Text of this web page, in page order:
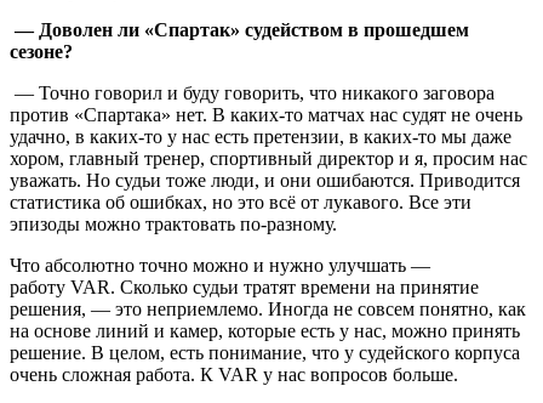
— Доволен ли «Спартак» судейством в прошедшем
сезоне?
— Точно говорил и буду говорить, что никакого заговора
против «Спартака» нет. В каких‑то матчах нас судят не очень
удачно, в каких‑то у нас есть претензии, в каких‑то мы даже
хором, главный тренер, спортивный директор и я, просим нас
уважать. Но судьи тоже люди, и они ошибаются. Приводится
статистика об ошибках, но это всё от лукавого. Все эти
эпизоды можно трактовать по‑разному.
Что абсолютно точно можно и нужно улучшать —
работу VAR. Сколько судьи тратят времени на принятие
решения, — это неприемлемо. Иногда не совсем понятно, как
на основе линий и камер, которые есть у нас, можно принять
решение. В целом, есть понимание, что у судейского корпуса
очень сложная работа. К VAR у нас вопросов больше.